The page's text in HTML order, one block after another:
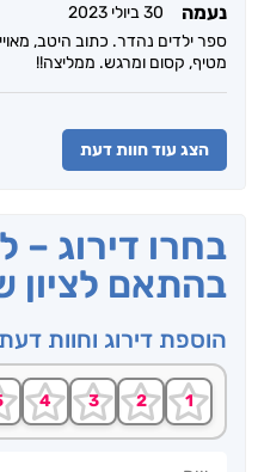
נעמה
30 ביולי 2023
ספר ילדים נהדר. כתוב היטב,
מטיף, קסום ומרגש. ממליצה!!
הצג עוד חוות דעת
בחרו דירוג –
בהתאם
הוספת דירוג וחוות דעת